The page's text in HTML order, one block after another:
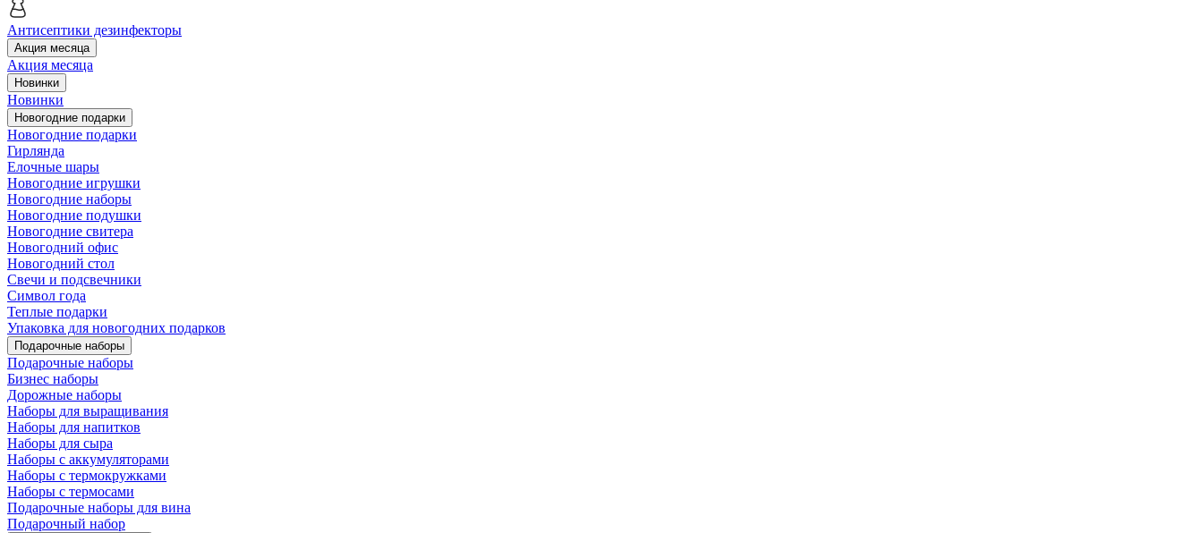
Антисептики дезинфекторы
Акция месяца
Акция месяца
Новинки
Новинки
Новогодние подарки
Новогодние подарки
Гирлянда
Елочные шары
Новогодние игрушки
Новогодние наборы
Новогодние подушки
Новогодние свитера
Новогодний офис
Новогодний стол
Свечи и подсвечники
Символ года
Теплые подарки
Упаковка для новогодних подарков
Подарочные наборы
Подарочные наборы
Бизнес наборы
Дорожные наборы
Наборы для выращивания
Наборы для напитков
Наборы для сыра
Наборы с аккумуляторами
Наборы с термокружками
Наборы с термосами
Подарочные наборы для вина
Подарочный набор